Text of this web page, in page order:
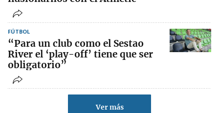
FÚTBOL
“Para un club como el Sestao
River el ‘play-off’ tiene que ser
obligatorio”
Ver más